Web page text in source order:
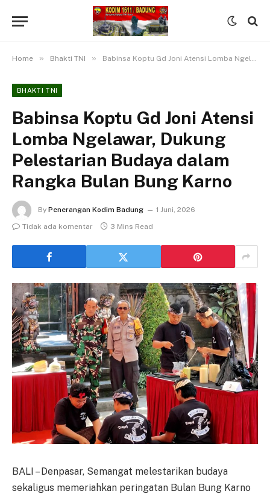
Home » Bhakti TNI » Babinsa Koptu Gd Joni Atensi Lomba Ngelawar, Dukung Pelestarian Budaya dalam Rangka Bulan Bung Karno
BHAKTI TNI
Babinsa Koptu Gd Joni Atensi
Lomba Ngelawar, Dukung
Pelestarian Budaya dalam
Rangka Bulan Bung Karno
By Penerangan Kodim Badung
1 Juni, 2026
Tidak ada komentar
3 Mins Read
BALI – Denpasar, Semangat melestarikan budaya
sekaligus memeriahkan peringatan Bulan Bung Karno